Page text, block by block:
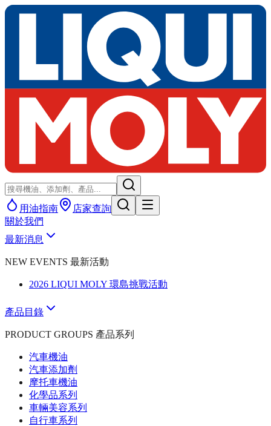
用油指南
店家查詢
關於我們
最新消息
NEW EVENTS 最新活動
2026 LIQUI MOLY 環島挑戰活動
產品目錄
PRODUCT GROUPS 產品系列
汽車機油
汽車添加劑
摩托車機油
化學品系列
車輛美容系列
自行車系列